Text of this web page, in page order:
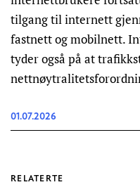
tilgang til internett
fastnett og mobilnett.
tyder også på at
01.07.2026
RELATERTE